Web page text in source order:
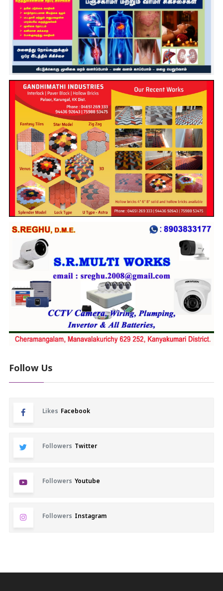
Follow Us
Likes Facebook
Followers Twitter
Followers Youtube
Followers Instagram